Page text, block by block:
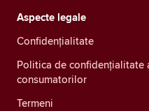
Aspecte legale
Confidenţialitate
Politica de confidențialitate
consumatorilor
Termeni